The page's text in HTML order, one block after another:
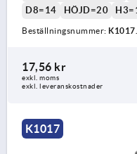
D8=14
HÖJD=20
Beställningsnummer:
17,56 kr
exkl. moms
exkl. leveranskostnader
K1017